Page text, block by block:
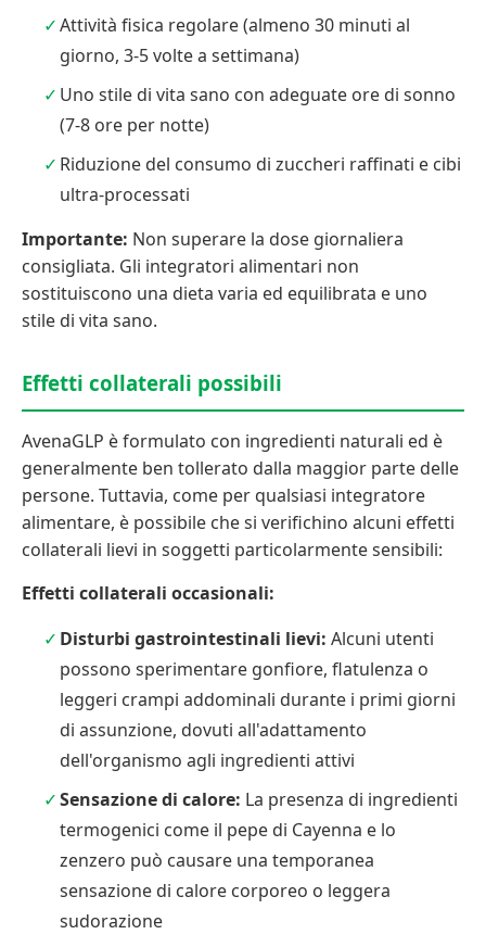
Attività fisica regolare (almeno 30 minuti al
giorno, 3-5 volte a settimana)
Uno stile di vita sano con adeguate ore di sonno
(7-8 ore per notte)
Riduzione del consumo di zuccheri raffinati e cibi
ultra-processati
Importante: Non superare la dose giornaliera
consigliata. Gli integratori alimentari non
sostituiscono una dieta varia ed equilibrata e uno
stile di vita sano.
Effetti collaterali possibili
AvenaGLP è formulato con ingredienti naturali ed è
generalmente ben tollerato dalla maggior parte delle
persone. Tuttavia, come per qualsiasi integratore
alimentare, è possibile che si verifichino alcuni effetti
collaterali lievi in soggetti particolarmente sensibili:
Effetti collaterali occasionali:
Disturbi gastrointestinali lievi: Alcuni utenti
possono sperimentare gonfiore, flatulenza o
leggeri crampi addominali durante i primi giorni
di assunzione, dovuti all'adattamento
dell'organismo agli ingredienti attivi
Sensazione di calore: La presenza di ingredienti
termogenici come il pepe di Cayenna e lo
zenzero può causare una temporanea
sensazione di calore corporeo o leggera
sudorazione